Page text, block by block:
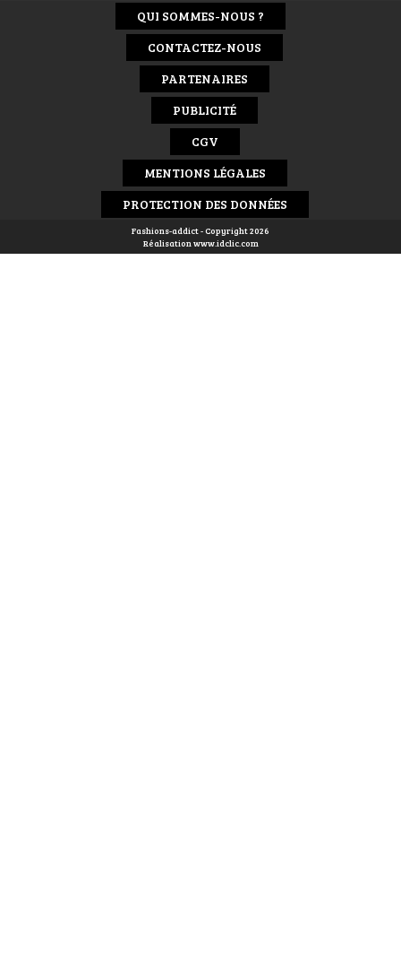
QUI SOMMES-NOUS ?
CONTACTEZ-NOUS
PARTENAIRES
PUBLICITÉ
CGV
MENTIONS LÉGALES
PROTECTION DES DONNÉES
Fashions-addict - Copyright 2026
Réalisation www.idclic.com